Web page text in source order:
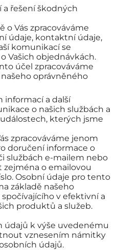
a řešení škodných
o Vás zpracováváme
údaje, kontaktní údaje,
komunikací se
Vašich objednávkách.
účel zpracováváme
oprávněného
informací a další
o našich službách a
kterých jsme
zpracováváme jenom
doručení informace o
službách e-mailem nebo
zejména o emailovou
Osobní údaje pro tento
základě našeho
v efektivní a
produktů a služeb.
údajů k výše uvedenému
vznesením námitky
údajů.